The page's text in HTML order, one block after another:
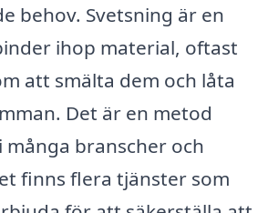
behov. Svetsning är en
ihop material, oftast
att smälta dem och låta
Det är en metod
många branscher och
finns flera tjänster som